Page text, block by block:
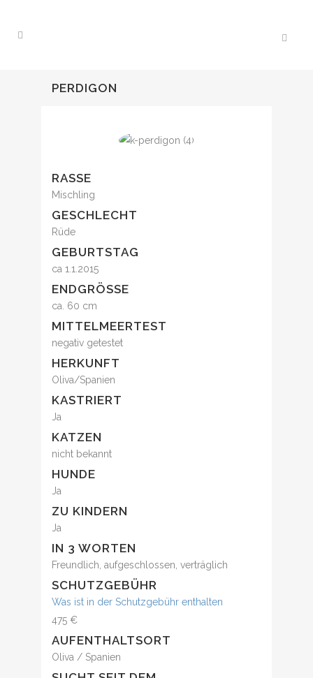
PERDIGON
RASSE
Mischling
GESCHLECHT
Rüde
GEBURTSTAG
ca 1.1.2015
ENDGRÖSSE
ca. 60 cm
MITTELMEERTEST
negativ getestet
HERKUNFT
Oliva/Spanien
KASTRIERT
Ja
KATZEN
nicht bekannt
HUNDE
Ja
ZU KINDERN
Ja
IN 3 WORTEN
Freundlich, aufgeschlossen, verträglich
SCHUTZGEBÜHR
Was ist in der Schutzgebühr enthalten
475 €
AUFENTHALTSORT
Oliva / Spanien